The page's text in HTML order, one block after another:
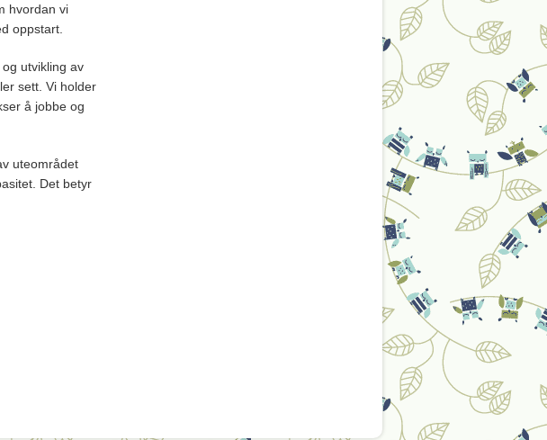
hvordan vi
oppstart.
utvikling av
sett. Vi holder
å jobbe og
uteområdet
Det betyr